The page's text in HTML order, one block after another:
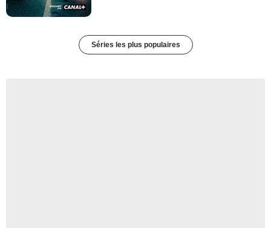
Séries les plus populaires